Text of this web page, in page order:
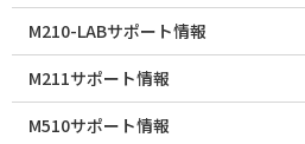
M210-LABサポート情報
M211サポート情報
M510サポート情報